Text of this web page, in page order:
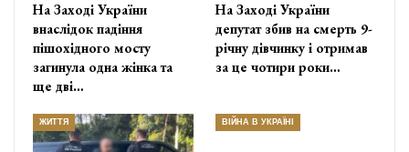
На Заході України
внаслідок падіння
пішохідного мосту
загинула одна жінка та
ще дві…
На Заході України
депутат збив на смерть 9-
річну дівчинку і отримав
за це чотири роки…
ЖИТТЯ ВІЙНА В УКРАЇНІ